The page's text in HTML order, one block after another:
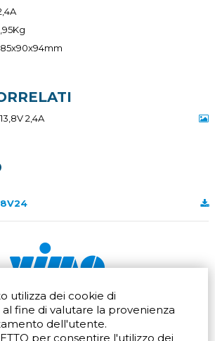
utilizza dei cookie di
fine di valutare la provenienza
dell'utente.
per consentire l'utilizzo dei
2,4A
32Q
(MB)
Tel. +39 039 672520
Fax +39 039 672568
Email